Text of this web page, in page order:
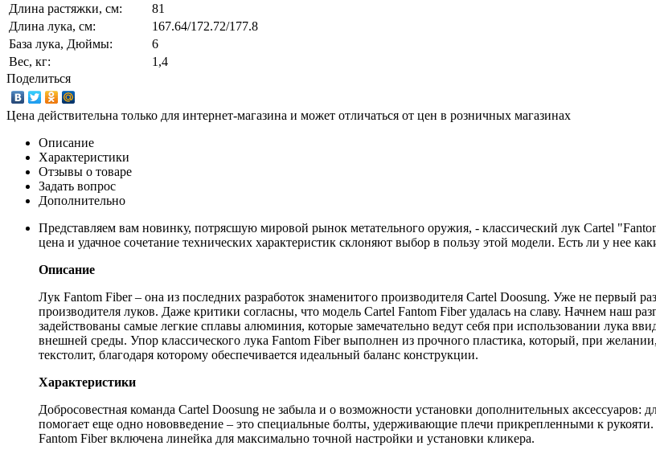
Длина растяжки, cм:
81
Длина лука, см:
167.64/172.72/177.8
База лука, Дюймы:
6
Вес, кг:
1,4
Поделиться
Цена действительна только для интернет-магазина и может отличаться от цен в розничных магазинах
Описание
Характеристики
Отзывы о товаре
Задать вопрос
Дополнительно
Представляем вам новинку, потрясшую мировой рынок метательного оружия, - классический лук Cartel
цена и удачное сочетание технических характеристик склоняют выбор в пользу этой модели. Есть ли у нее
Описание
Лук Fantom Fiber – она из последних разработок знаменитого производителя Cartel Doosung. Уже не первый
производителя луков. Даже критики согласны, что модель Cartel Fantom Fiber удалась на славу. Начнем наш
задействованы самые легкие сплавы алюминия, которые замечательно ведут себя при использовании лука
внешней среды. Упор классического лука Fantom Fiber выполнен из прочного пластика, который, при
текстолит, благодаря которому обеспечивается идеальный баланс конструкции.
Характеристики
Добросовестная команда Cartel Doosung не забыла и о возможности установки дополнительных аксессуаров:
помогает еще одно нововведение – это специальные болты, удерживающие плечи прикрепленными к
Fantom Fiber включена линейка для максимально точной настройки и установки кликера.